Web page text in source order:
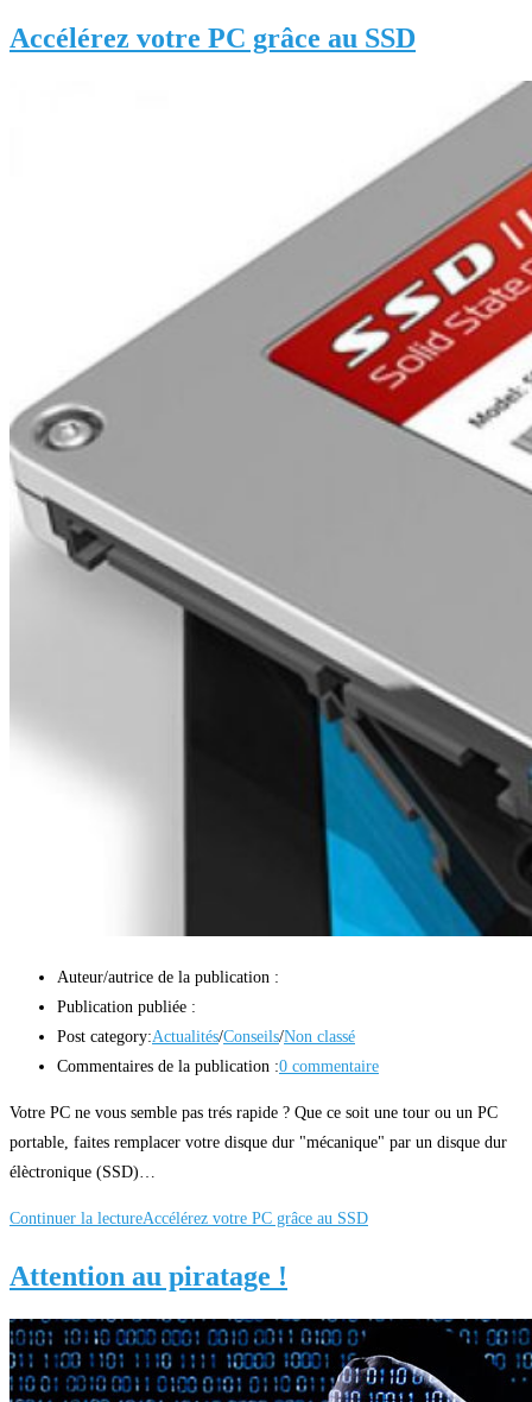
Accélérez votre PC grâce au SSD
Auteur/autrice de la publication :
Publication publiée :
Post category:Actualités/Conseils/Non classé
Commentaires de la publication :0 commentaire
Votre PC ne vous semble pas trés rapide ? Que ce soit une tour ou un PC
portable, faites remplacer votre disque dur "mécanique" par un disque dur
élèctronique (SSD)…
Continuer la lectureAccélérez votre PC grâce au SSD
Attention au piratage !